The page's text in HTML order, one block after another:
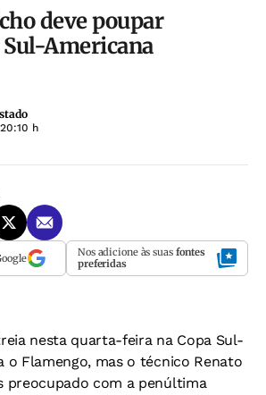
deve poupar
Americana
h
Nos adicione às suas fontes
preferidas
nesta quarta-feira na Copa Sul-
o Flamengo, mas o técnico Renato
preocupado com a penúltima